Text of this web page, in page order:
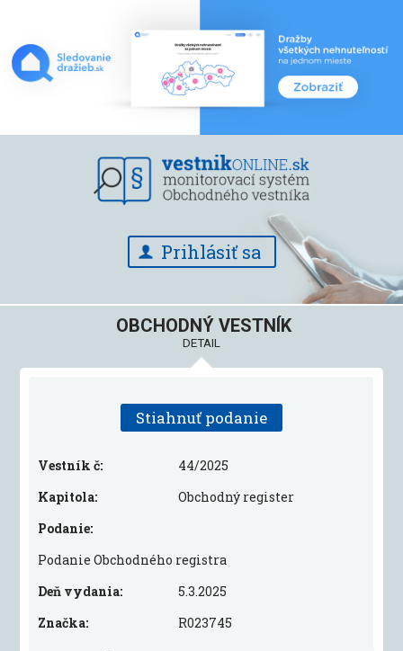
Prihlásiť sa
OBCHODNÝ VESTNÍK
DETAIL
Stiahnuť podanie
Vestník č:
44/2025
Kapitola:
Obchodný register
Podanie:
Podanie Obchodného registra
Deň vydania:
5.3.2025
Značka:
R023745